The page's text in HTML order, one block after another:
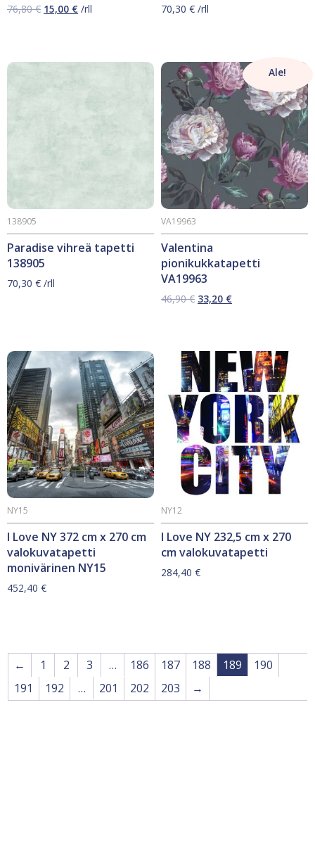
76,80€ Alkuperäinen
15,00 €Nykyinen
/rll 70,30 € /rll
Paradise vihreä tapetti
138905
138905
70,30 € /rll
Ale!
Valentina
pionikukkatapetti
VA19963
VA19963
46,90€ Alkuperäinen
33,20 €Nykyinen
I Love NY 372 cm x 270 cm
valokuvatapetti
monivärinen NY15
NY15
452,40 €
I Love NY 232,5 cm x 270
cm valokuvatapetti
NY12
284,40 €
← 1 2 3 … 186 187 188 189
190
191
192 … 201 202 203 →